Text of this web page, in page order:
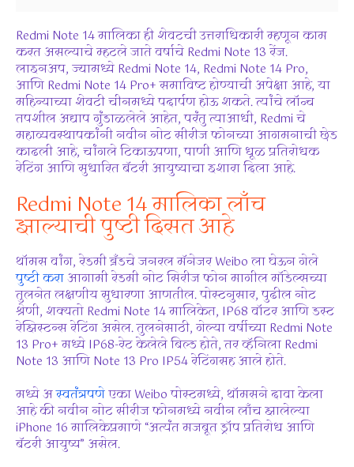
Redmi Note 14 मालिका ही शेवटची उत्तराधिकारी म्हणून काम
करत असल्याचे म्हटले जातेवर्षाचे Redmi Note 13 रेंज.
लाइनअप, ज्यामध्ये Redmi Note 14, Redmi Note 14 Pro,
आणि Redmi Note 14 Pro+ समाविष्ट होण्याची अपेक्षा आहे, या
महिन्याच्या शेवटी चीनमध्ये पदार्पण होऊ शकते. त्यांचे लॉन्च
तपशील अद्याप गुंडाळलेले आहेत, परंतु त्याआधी, Redmi चे
महाव्यवस्थापकांनी नवीन नोट सीरीज फोनच्या आगमनाची छेड
काढली आहे, चांगले टिकाऊपणा, पाणी आणि धूळ प्रतिरोधक
रेटिंग आणि सुधारित बॅटरी आयुष्याचा इशारा दिला आहे.
Redmi Note 14 मालिका लाँच
झाल्याची पुष्टी दिसत आहे
थॉमस वांग, रेडमी ब्रँडचे जनरल मॅनेजर Weibo ला घेऊन गेले
पुष्टी कराआगामी रेडमी नोट सिरीज फोन मागील मॉडेल्सच्या
तुलनेत लक्षणीय सुधारणा आणतील. पोस्टनुसार, पुढील नोट
श्रेणी, शक्यतो Redmi Note 14 मालिकेत, IP68 वॉटर आणि डस्ट
रेझिस्टन्स रेटिंग असेल. तुलनेसाठी, गेल्या वर्षीच्या Redmi Note
13 Pro+ मध्ये IP68-रेट केलेले बिल्ड होते, तर व्हॅनिला Redmi
Note 13 आणि Note 13 Pro IP54 रेटिंगसह आले होते.
मध्ये अस्वतंत्रपणेएका Weibo पोस्टमध्ये, थॉमसने दावा केला
आहे की नवीन नोट सीरीज फोनमध्ये नवीन लाँच झालेल्या
iPhone 16 मालिकेप्रमाणे “अत्यंत मजबूत ड्रॉप प्रतिरोध आणि
बॅटरी आयुष्य” असेल.